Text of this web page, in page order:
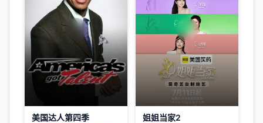
美国达人第四季 姐姐当家2